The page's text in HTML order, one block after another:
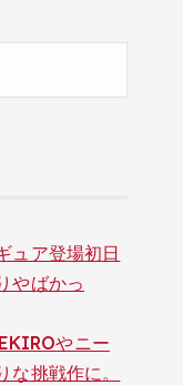
ュア登場初日
やばかっ
やニー
挑戦作に。